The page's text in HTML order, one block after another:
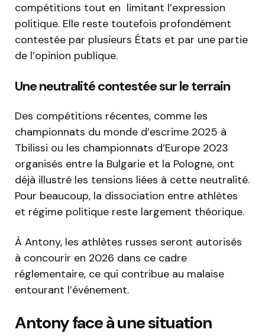
compétitions tout en limitant l’expression
politique. Elle reste toutefois profondément
contestée par plusieurs États et par une partie
de l’opinion publique.
Une neutralité contestée sur le terrain
Des compétitions récentes, comme les
championnats du monde d’escrime 2025 à
Tbilissi ou les championnats d’Europe 2023
organisés entre la Bulgarie et la Pologne, ont
déjà illustré les tensions liées à cette neutralité.
Pour beaucoup, la dissociation entre athlètes
et régime politique reste largement théorique.
À Antony, les athlètes russes seront autorisés
à concourir en 2026 dans ce cadre
réglementaire, ce qui contribue au malaise
entourant l’événement.
Antony face à une situation